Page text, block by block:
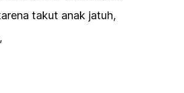
takut anak jatuh,